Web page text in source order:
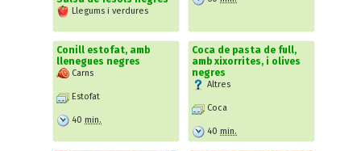
Llegums i verdures
Conill estofat, amb
llenegues negres
Carns
Estofat
40 min.
Coca de pasta de full,
amb xixorrites, i olives
negres
Altres
Coca
40 min.